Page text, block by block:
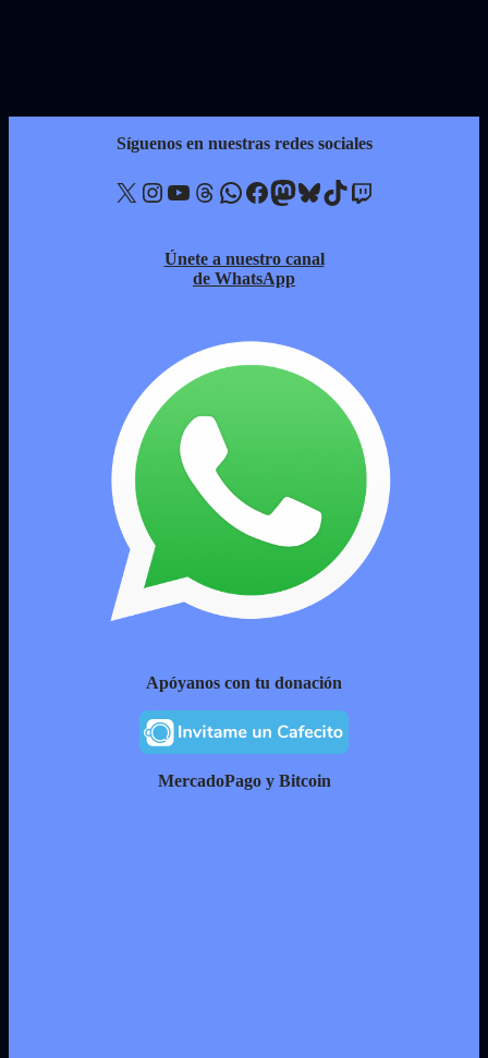
Síguenos en nuestras redes sociales
X Instagram YouTube Threads WhatsApp Facebook Mastodon Bluesky TikTok Twitch
Únete a nuestro canal
de WhatsApp
Apóyanos con tu donación
MercadoPago y Bitcoin